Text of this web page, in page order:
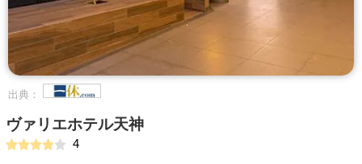
出典：
ヴァリエホテル天神
4